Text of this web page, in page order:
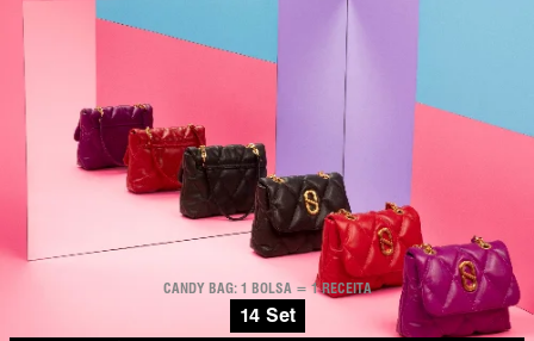
CANDY BAG: 1 BOLSA = 1 RECEITA
14 Set